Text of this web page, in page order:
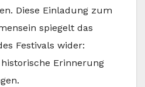
Diese Einladung zum
spiegelt das
Festivals wider:
Erinnerung